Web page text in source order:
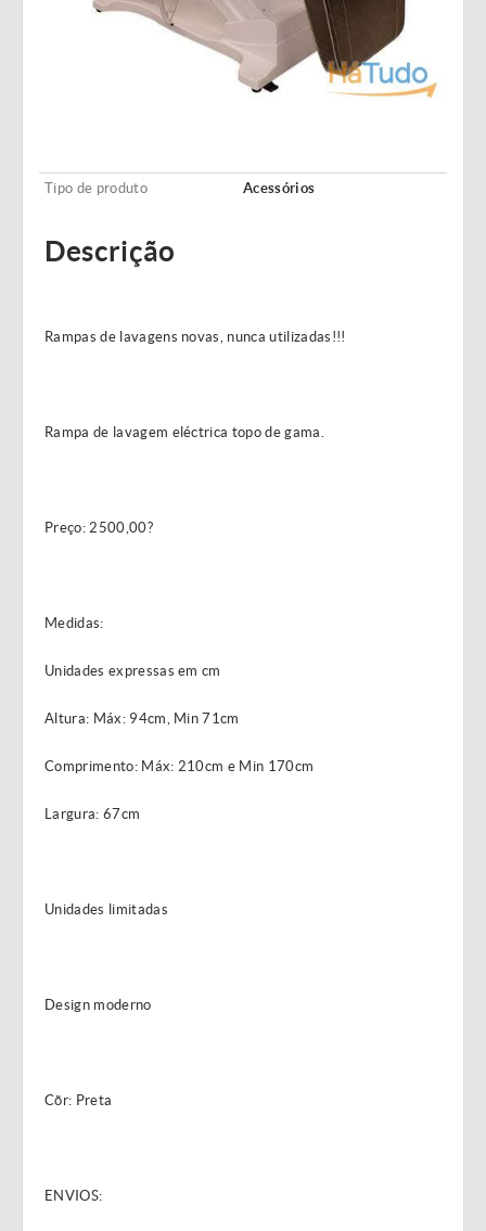
Tipo de produto Acessórios
Descrição
Rampas de lavagens novas, nunca utilizadas!!!
Rampa de lavagem eléctrica topo de gama.
Preço: 2500,00?
Medidas:
Unidades expressas em cm
Altura: Máx: 94cm, Min 71cm
Comprimento: Máx: 210cm e Min 170cm
Largura: 67cm
Unidades limitadas
Design moderno
Cõr: Preta
ENVIOS: